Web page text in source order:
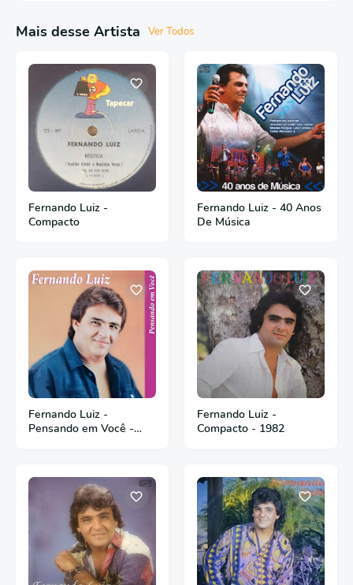
Mais desse Artista Ver Todos
Fernando Luiz -
Compacto
Fernando Luiz - 40 Anos
De Música
Fernando Luiz -
Pensando em Você -
Fernando Luiz -
Compacto - 1982